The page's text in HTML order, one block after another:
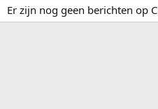
Er zijn nog geen berichten op